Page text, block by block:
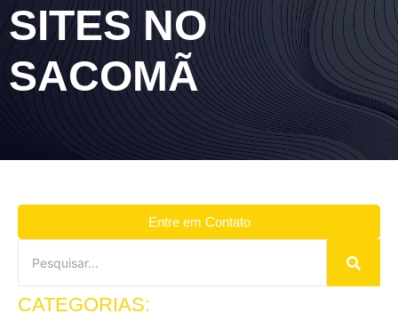
SITES NO
SACOMÃ
Entre em Contato
CATEGORIAS: